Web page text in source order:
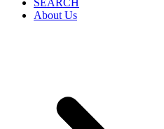
About Us